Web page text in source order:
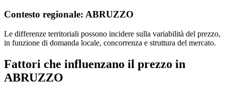
Contesto regionale: ABRUZZO
Le differenze territoriali possono incidere sulla variabilità del prezzo,
in funzione di domanda locale, concorrenza e struttura del mercato.
Fattori che influenzano il prezzo in
ABRUZZO